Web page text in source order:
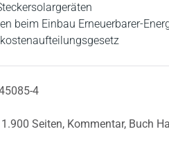
beim Einbau Erneuerbarer-
4
1.900 Seiten, Kommentar, Buch